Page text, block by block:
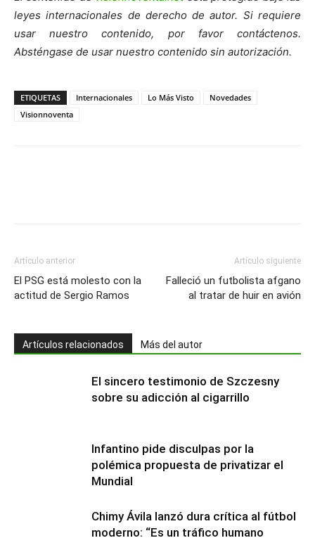
leyes internacionales de derecho de autor. Si requiere
usar nuestro contenido, por favor contáctenos.
Absténgase de usar nuestro contenido sin autorización.
ETIQUETAS Internacionales Lo Más Visto
Novedades
Visionnoventa
Artículo anterior
El PSG está molesto con la
actitud de Sergio Ramos
Artículo siguiente
Falleció un futbolista afgano
al tratar de huir en avión
Artículos relacionados Más del autor
El sincero testimonio de Szczesny
sobre su adicción al cigarrillo
Infantino pide disculpas por la
polémica propuesta de privatizar el
Mundial
Chimy Ávila lanzó dura crítica al fútbol
moderno: “Es un tráfico humano